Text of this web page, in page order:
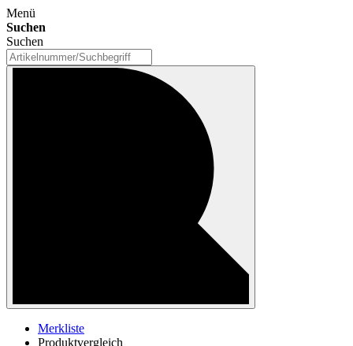
Menü
Suchen
Suchen
Merkliste
Produktvergleich